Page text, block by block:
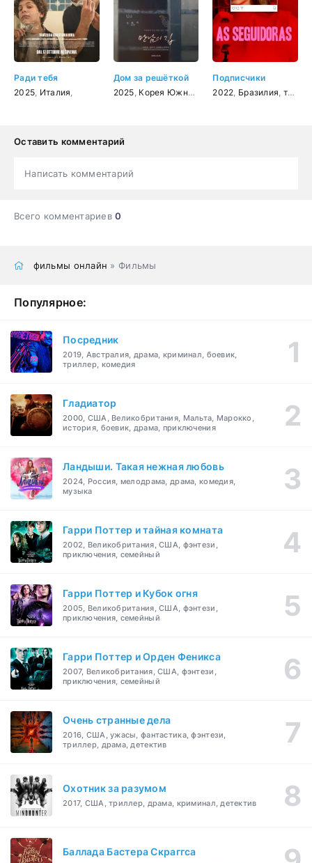
Ради тебя
2025 Италия
Дом за решёткой
2025 Корея Южная драма
Подписчики
2022 Бразилия триллер
Оставить комментарий
Написать комментарий
Всего комментариев0
фильмы онлайн » Фильмы
Популярное:
Посредник
2019, Австралия, драма, криминал, боевик,
триллер, комедия
Гладиатор
2000, США, Великобритания, Мальта, Марокко,
история, боевик, драма, приключения
Ландыши. Такая нежная любовь
2024, Россия, мелодрама, драма, комедия,
музыка
Гарри Поттер и тайная комната
2002, Великобритания, США, фэнтези,
приключения, семейный
Гарри Поттер и Кубок огня
2005, Великобритания, США, фэнтези,
приключения, семейный
Гарри Поттер и Орден Феникса
2007, Великобритания, США, фэнтези,
приключения, семейный
Очень странные дела
2016, США, ужасы, фантастика, фэнтези,
триллер, драма, детектив
Охотник за разумом
2017, США, триллер, драма, криминал, детектив
Баллада Бастера Скраггса